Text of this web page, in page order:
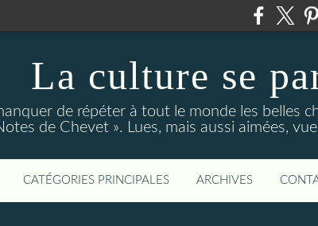
La culture se
de répéter à tout le monde les belles
de Chevet ». Lues, mais aussi aimées,
CATÉGORIES PRINCIPALES ARCHIVES